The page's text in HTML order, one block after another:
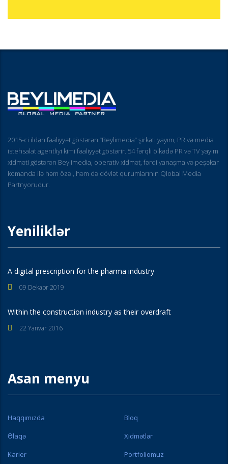
2015-ci ildən fəaliyyət göstərən “Beylimedia” şirkəti yayım, PR və media
istehsalat agentliyi kimi fəaliyyət göstərir. 54 fərqli ölkədə PR və TV yayım
xidməti göstərən Beylimedia, operativ xidmət, fərdi yanaşma və peşəkar
komanda ilə həm özəl, həm də dövlət qurumlarının Qlobal Media
Partnyorudur.
Yeniliklər
A digital prescription for the pharma industry
09 Dekabr 2019
Within the construction industry as their overdraft
22 Yanvar 2016
Asan menyu
Haqqımızda
Bloq
Əlaqə
Xidmətlər
Karier
Portfoliomuz